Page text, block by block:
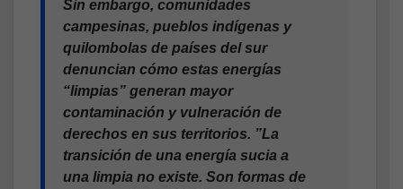
Sin embargo, comunidades
campesinas, pueblos indígenas y
quilombolas de países del sur
denuncian cómo estas energías
“limpias” generan mayor
contaminación y vulneración de
derechos en sus territorios. ”La
transición de una energía sucia a
una limpia no existe. Son formas de